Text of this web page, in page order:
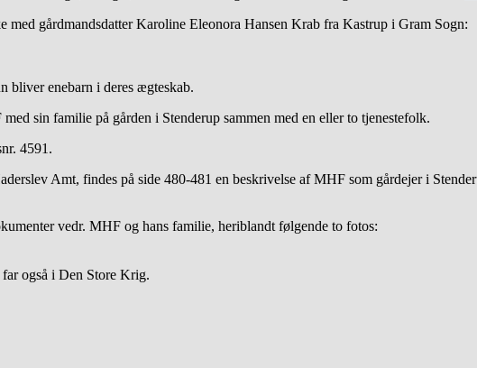
gårdmandsdatter Karoline Eleonora Hansen Krab fra Kastrup i Gram Sogn:
bliver enebarn i deres ægteskab.
sin familie på gården i Stenderup sammen med en eller to tjenestefolk.
4591.
Amt, findes på side 480-481 en beskrivelse af MHF som gårdejer i
vedr. MHF og hans familie, heriblandt følgende to fotos:
også i Den Store Krig.